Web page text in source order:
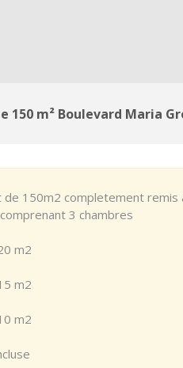
150 m² Boulevard Maria
150m2 completement remis
3 chambres
m2
m2
m2